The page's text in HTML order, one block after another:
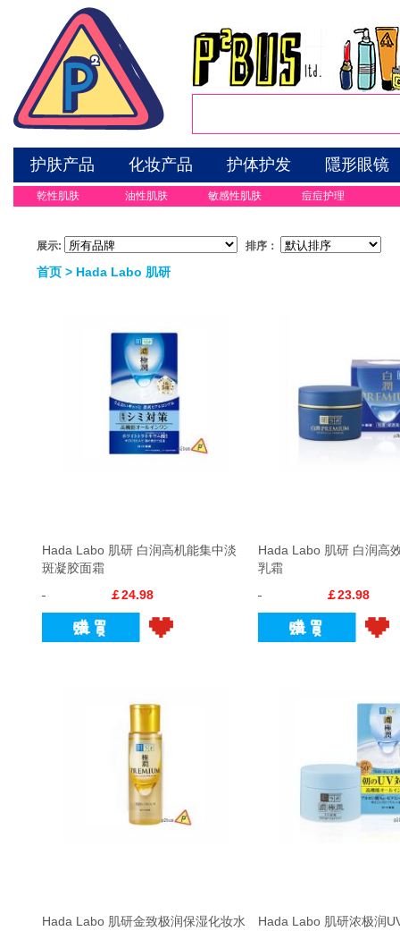
护肤产品 化妆产品 护体护发 隱形眼镜
乾性肌肤 油性肌肤 敏感性肌肤 痘痘护理
展示: 排序：
首页 > Hada Labo 肌研
Hada Labo 肌研 白润高机能集中淡
斑凝胶面霜
￡24.98
Hada Labo 肌研 白润高
乳霜
￡23.98
Hada Labo 肌研金致极润保湿化妆水
Hada Labo 肌研浓极润